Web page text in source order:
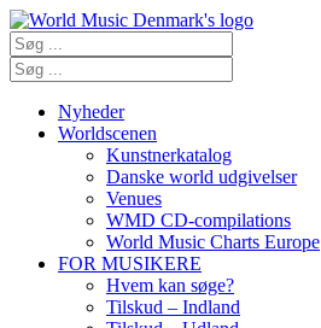
Nyheder
Worldscenen
Kunstnerkatalog
Danske world udgivelser
Venues
WMD CD-compilations
World Music Charts Europe
FOR MUSIKERE
Hvem kan søge?
Tilskud – Indland